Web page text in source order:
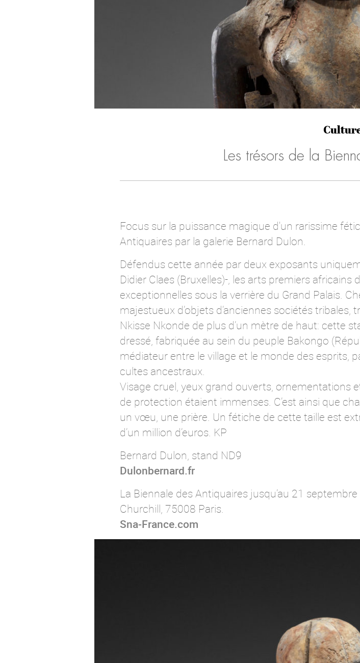
Les trésors de la
Focus sur la puissance magique d'un rarissime
Antiquaires par la galerie Bernard Dulon.
Défendus cette année par deux exposants
Didier Claes (Bruxelles)-, les arts premiers
exceptionnelles sous la verrière du Grand Palais.
majestueux d’objets d’anciennes sociétés
Nkisse Nkonde de plus d’un mètre de haut: cette
dressé, fabriquée au sein du peuple Bakongo
médiateur entre le village et le monde des esprits,
cultes ancestraux.
Visage cruel, yeux grand ouverts, ornementations
de protection étaient immenses. C’est ainsi que
un vœu, une prière. Un fétiche de cette taille est
d’un million d’euros. KP
Bernard Dulon, stand ND9
Dulonbernard.fr
La Biennale des Antiquaires jusqu’au 21
Churchill, 75008 Paris.
Sna-France.com